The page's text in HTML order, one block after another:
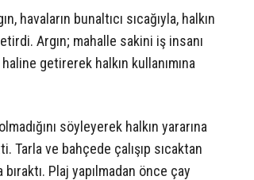
havaların bunaltıcı sıcağıyla, halkın
Argın; mahalle sakini iş insanı
getirerek halkın kullanımına
söyleyerek halkın yararına
ve bahçede çalışıp sıcaktan
Plaj yapılmadan önce çay